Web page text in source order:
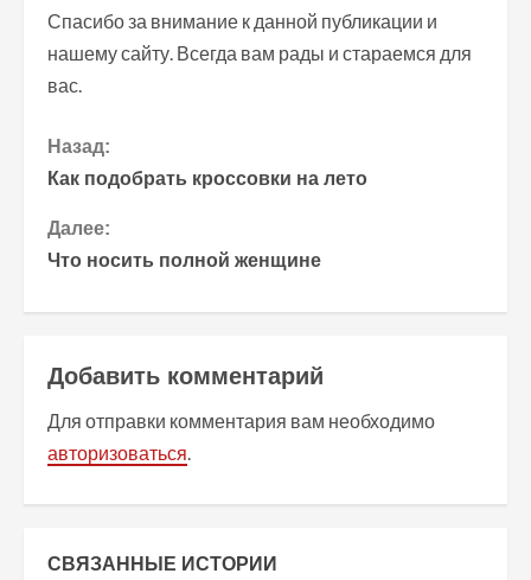
Спасибо за внимание к данной публикации и
нашему сайту. Всегда вам рады и стараемся для
вас.
П
о
д
л
ж
и
т
Назад:
Как подобрать кроссовки на лето
Далее:
Что носить полной женщине
Добавить комментарий
Для отправки комментария вам необходимо
авторизоваться
СВЯЗАННЫЕ ИСТОРИИ